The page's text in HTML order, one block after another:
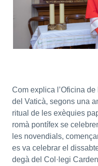
Com explica l’Oficina
del Vaticà, segons una
ritual de les exèquies
romà pontífex se
les novendials,
es va celebrar el
degà del Col·legi